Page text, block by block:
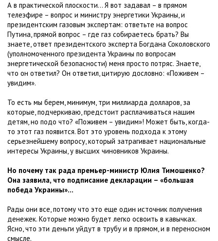
А в практической плоскости... Я вот задавал – в прямом
телеэфире – вопрос и министру энергетики Украины, и
президентским газовым экспертам: ответьте на вопрос
Путина, прямой вопрос – где газ собираетесь брать? Вы
знаете, ответ президентского эксперта Богдана Соколовского
(уполномоченного президента Украины по вопросам
энергетической безопасности) меня просто потряс. Знаете,
что он ответил? Он ответил, цитирую дословно: «Поживем –
увидим».
То есть мы берем, минимум, три миллиарда долларов, за
которые, подчеркиваю, предстоит расплачиваться нашим
детям, но подо что? «Поживем – увидим»! Может быть, когда-
то этот газ появится. Вот это уровень подхода к этому
серьезнейшему вопросу, который затрагивает национальные
интересы Украины, у высших чиновников Украины.
Но почему так рада премьер-министр Юлия Тимошенко?
Она заявила, что подписание декларации – «большая
победа Украины»...
Рады они все, потому что это еще один источник получения
денежек. Которые можно будет легко освоить в кавычках.
Ясно, что эти деньги уйдут в трубу и в прямом, и в переносном
смысле.